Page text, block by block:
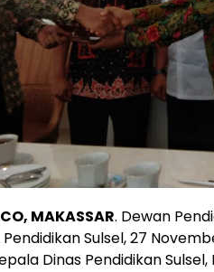
MAKASSAR. Dewan
Sulsel, 27
Dinas Pendidikan Sulsel,